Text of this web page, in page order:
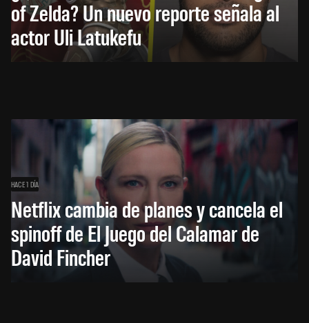
of Zelda? Un nuevo reporte señala al
actor Uli Latukefu
HACE 1 DÍA
Netflix cambia de planes y cancela el
spinoff de El Juego del Calamar de
David Fincher